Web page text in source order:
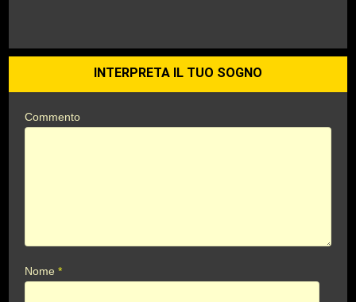
INTERPRETA IL TUO SOGNO
Commento
Nome*